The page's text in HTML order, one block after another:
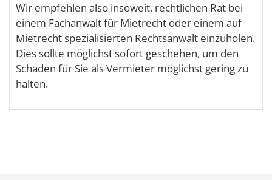
Wir empfehlen also insoweit, rechtlichen Rat bei
einem Fachanwalt für Mietrecht oder einem auf
Mietrecht spezialisierten Rechtsanwalt einzuholen.
Dies sollte möglichst sofort geschehen, um den
Schaden für Sie als Vermieter möglichst gering zu
halten.